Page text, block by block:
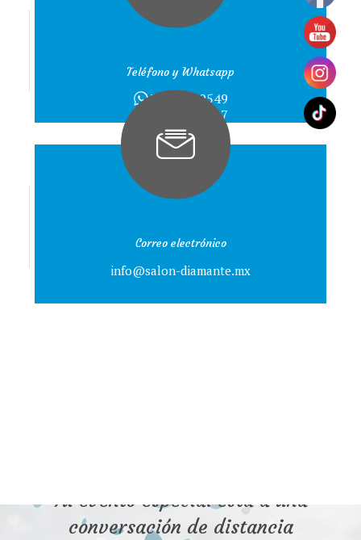
Teléfono y Whatsapp
55 5120 9549
55 5710 8187
Correo electrónico
info@salon-diamante.mx
Tu evento especial está a una
conversación de distancia